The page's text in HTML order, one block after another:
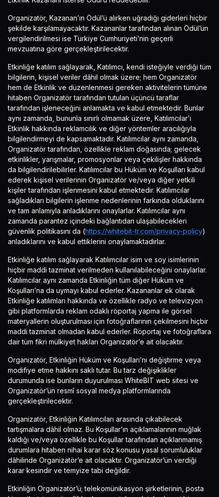
Organizatör, Kazanan’ın Ödül’ü alırken uğradığı giderleri hiçbir
şekilde karşılamayacaktır. Kazananlar tarafından alınan Ödül’ün
vergilendirilmesi ise Türkiye Cumhuriyeti’nin geçerli
mevzuatına göre gerçekleştirilecektir.
Etkinliğe katılım sağlayarak, Katılımcı, kendi isteğiyle verdiği tüm
bilgilerin, kişisel veriler dâhil olmak üzere; hem Organizatör
hem de Etkinlik ve düzenlenmesi gereken aktivitelerin tümüne
hitaben Organizatör tarafından tutulan üçüncü taraflar
tarafından işleneceğini anlamakta ve kabul etmektedir. Bunlar
aynı zamanda, bununla sınırlı olmamak üzere, Katılımcılar’ı
Etkinlik hakkında reklamcılık ve diğer yöntemler aracılığıyla
bilgilendirmeyi de kapsamaktadır. Katılımcılar aynı zamanda,
Organizatör tarafından, özellikle reklam doğasında; gelecek
etkinlikler, yarışmalar, promosyonlar veya çekilişler hakkında
da bilgilendirilebilirler. Katılımcılar bu Hüküm ve Koşulları kabul
ederek kişisel verilerinin Organizatör ve/veya diğer yetkili
kişiler tarafından işlenmesini kabul etmektedir. Katılımcılar
sağladıkları bilgilerin işlenme nedenlerinin farkında olduklarını
ve tam anlamıyla anladıklarını onaylarlar. Katılımcılar aynı
zamanda parantez içindeki bağlantıdan ulaşabilecekleri
güvenlik politikasını da (https://whitebit-tr.com/privacy-policy)
anladıklarını ve kabul ettiklerini onaylamaktadırlar.
Etkinliğe katılım sağlayarak Katılımcılar isim ve soy isimlerinin
hiçbir maddi tazminat verilmeden kullanılabileceğini onaylarlar.
Katılımcılar aynı zamanda Etkinliğin tüm diğer Hüküm ve
Koşulları’na da uymayı kabul ederler. Kazananlar ek olarak
Etkinliğe katılımları hakkında ve özellikle radyo ve televizyon
gibi platformlarda reklam odaklı röportaj yapma ile görsel
materyallerin oluşturulması için fotoğraflarının çekilmesini hiçbir
maddi tazminat olmadan kabul ederler. Röportaj ve fotoğraflara
dair tüm fikri mülkiyet hakları Organizatör’e ait olacaktır.
Organizatör, Etkinliğin Hüküm ve Koşulları’nı değiştirme veya
modifiye etme hakkını saklı tutar. Bu tarz değişiklikler
durumunda ise bunların duyurulması WhiteBIT web sitesi ve
Organizatör’ün resmî sosyal medya platformlarında
gerçekleştirilecektir.
Organizatör, Etkinliğin Katılımcıları arasında çıkabilecek
tartışmalara dâhil olmaz. Bu Koşullar’ın açıklamalarının muğlak
kaldığı ve/veya özellikle bu Koşullar tarafından açıklanmamış
durumlara hitaben nihai karar söz konusu yasal sorumluluklar
dâhilinde Organizatör’e ait olacaktır. Organizatör’ün verdiği
karar kesindir ve temyize tabi değildir.
Etkinliğin Organizatör’ü; telekomünikasyon şirketlerinin, posta